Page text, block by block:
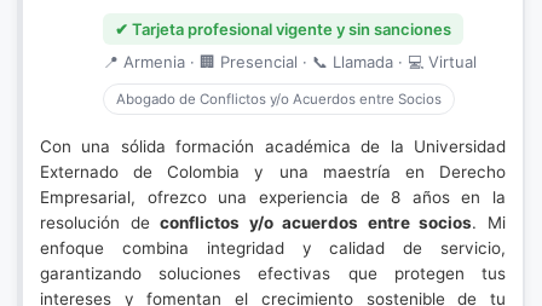
✔ Tarjeta profesional vigente y sin sanciones
📍 Armenia · 🏢 Presencial · 📞 Llamada · 💻 Virtual
Abogado de Conflictos y/o Acuerdos entre Socios
Con una sólida formación académica de la Universidad
Externado de Colombia y una maestría en Derecho
Empresarial, ofrezco una experiencia de 8 años en la
resolución deconflictos y/o acuerdos entre socios. Mi
enfoque combina integridad y calidad de servicio,
garantizando soluciones efectivas que protegen tus
intereses y fomentan el crecimiento sostenible de tu